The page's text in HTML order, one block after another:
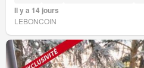
Il y a 14 jours
LEBONCOIN